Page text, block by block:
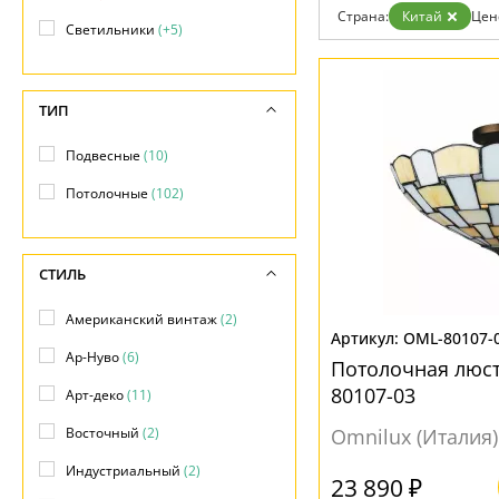
Дизайнерам
Бренды
Страна: Китай
OML-80107-
Потолочная
80107-03
Omnilux (Италия)
23 890 ₽
Светильники (+5)
ТИП
Подвесные(10)
Потолочные(102)
СТИЛЬ
Американский винтаж(2)
Ар-Нуво(6)
Арт-деко(11)
Восточный (2)
Индустриальный (2)